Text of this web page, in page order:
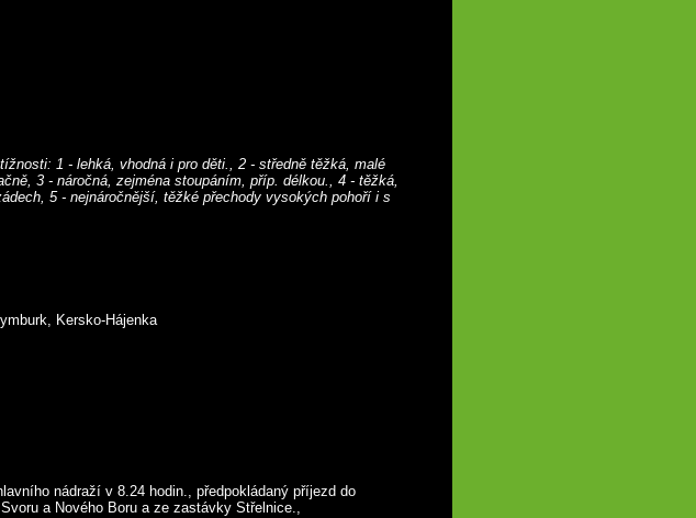
1 - lehká, vhodná i pro děti., 2 - středně těžká, malé
3 - náročná, zejména stoupáním, příp. délkou., 4 - těžká,
5 - nejnáročnější, těžké přechody vysokých pohoří i s
Kersko-Hájenka
nádraží v 8.24 hodin., předpokládaný příjezd do
a Nového Boru a ze zastávky Střelnice.,